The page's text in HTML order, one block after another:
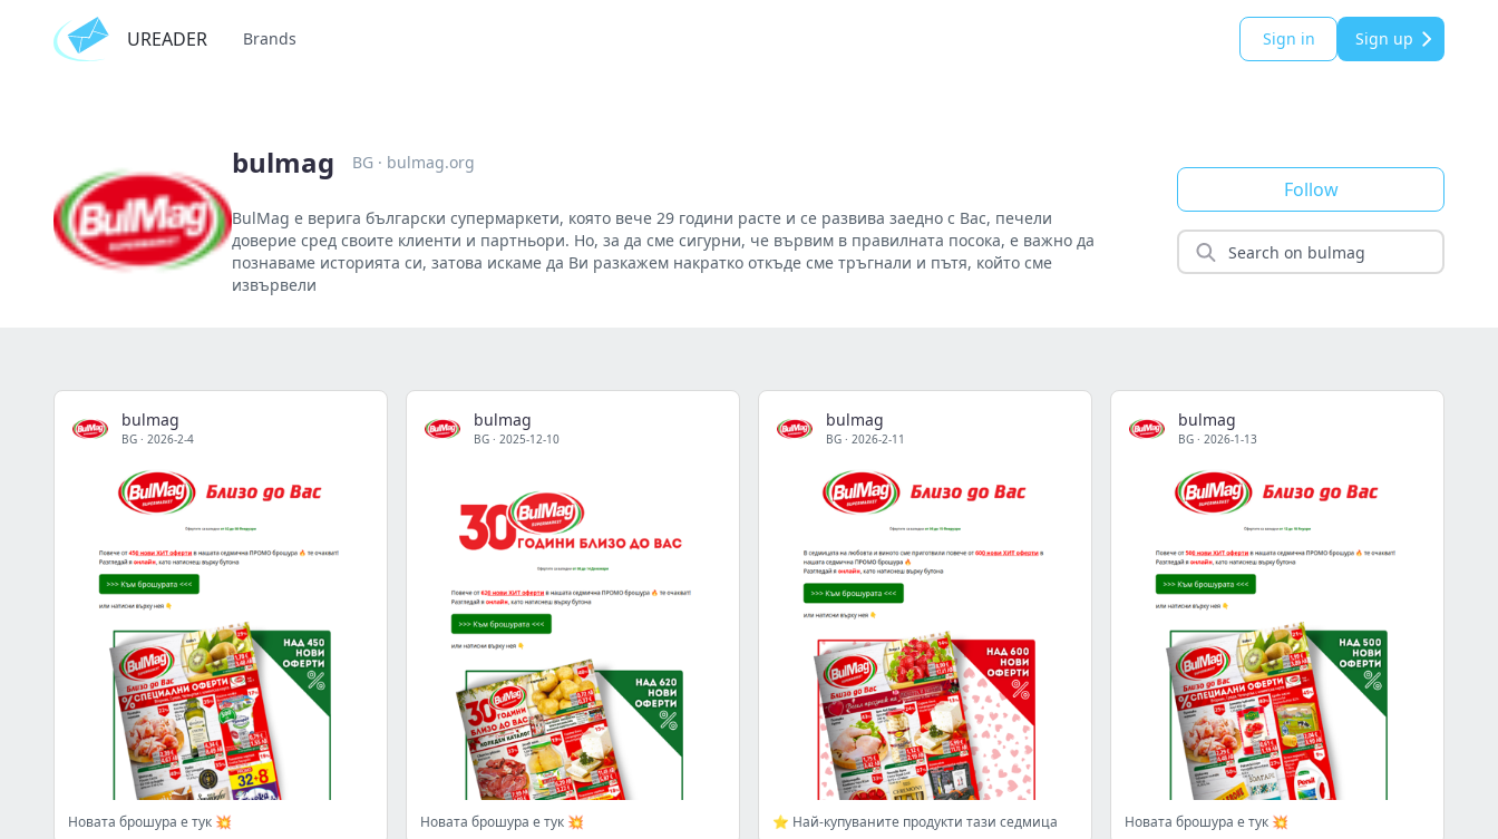
UREADER Brands Sign in Sign up
bulmag BG · bulmag.org
BulMag e верига български супермаркети, която вече 29 години расте и се развива заедно с Вас, печели
доверие сред своите клиенти и партньори. Но, за да сме сигурни, че вървим в правилната посока, е важно да
познаваме историята си, затова искаме да Ви разкажем накратко откъде сме тръгнали и пътя, който сме
извървели
Follow
bulmag
BG · 2026-2-4
Новата брошура е тук 💥
bulmag
BG · 2025-12-10
Новата брошура е тук 💥
bulmag
BG · 2026-2-11
⭐ Най-купуваните продукти тази седмица
bulmag
BG · 2026-1-13
Новата брошура е тук 💥